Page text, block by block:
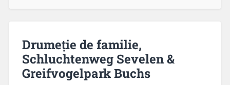
Drumeție de familie,
Schluchtenweg Sevelen &
Greifvogelpark Buchs